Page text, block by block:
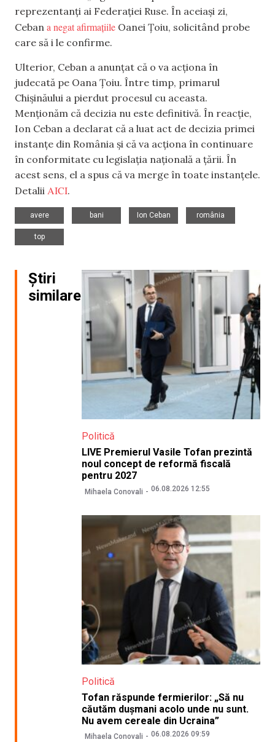
reprezentanți ai Federației Ruse. În aceiași zi,
Ceban a negat afirmațiile Oanei Țoiu, solicitând probe
care să i le confirme.
Ulterior, Ceban a anunțat că o va acționa în
judecată pe Oana Țoiu. Între timp, primarul
Chișinăului a pierdut procesul cu aceasta.
Menționăm că decizia nu este definitivă. În reacție,
Ion Ceban a declarat că a luat act de decizia primei
instanțe din România și că va acționa în continuare
în conformitate cu legislația națională a țării. În
acest sens, el a spus că va merge în toate instanțele.
Detalii AICI.
avere
bani
Ion Ceban
românia
top
Știri
similare
Politică
LIVE Premierul Vasile Tofan prezintă
noul concept de reformă fiscală
pentru 2027
Mihaela Conovali 06.08.2026 12:55
Politică
Tofan răspunde fermierilor: „Să nu
căutăm dușmani acolo unde nu sunt.
Nu avem cereale din Ucraina”
Mihaela Conovali 06.08.2026 09:59